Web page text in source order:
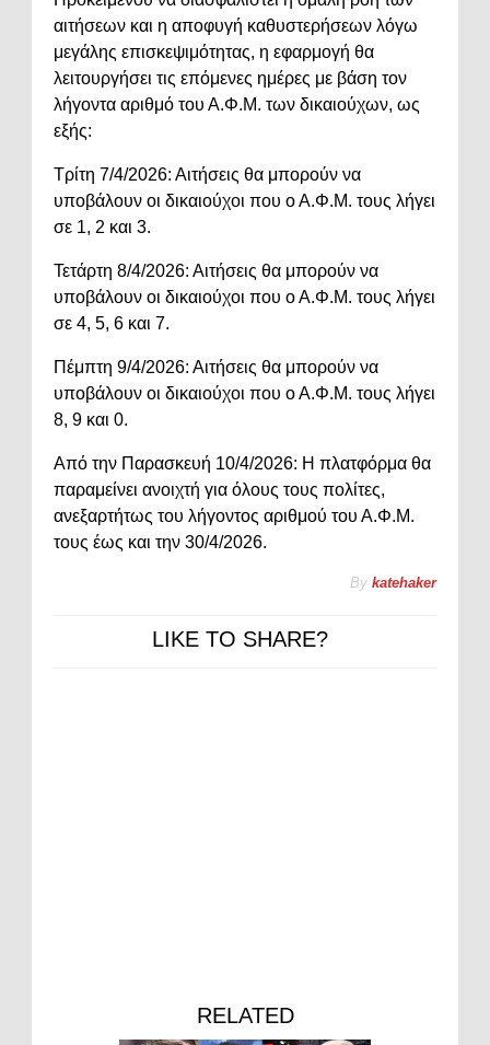
αιτήσεων και η αποφυγή καθυστερήσεων λόγω
μεγάλης επισκεψιμότητας, η εφαρμογή θα
λειτουργήσει τις επόμενες ημέρες με βάση τον
λήγοντα αριθμό του Α.Φ.Μ. των δικαιούχων, ως
εξής:
Τρίτη 7/4/2026: Αιτήσεις θα μπορούν να
υποβάλουν οι δικαιούχοι που ο Α.Φ.Μ. τους λήγει
σε 1, 2 και 3.
Τετάρτη 8/4/2026: Αιτήσεις θα μπορούν να
υποβάλουν οι δικαιούχοι που ο Α.Φ.Μ. τους λήγει
σε 4, 5, 6 και 7.
Πέμπτη 9/4/2026: Αιτήσεις θα μπορούν να
υποβάλουν οι δικαιούχοι που ο Α.Φ.Μ. τους λήγει
8, 9 και 0.
Από την Παρασκευή 10/4/2026: Η πλατφόρμα θα
παραμείνει ανοιχτή για όλους τους πολίτες,
ανεξαρτήτως του λήγοντος αριθμού του Α.Φ.Μ.
τους έως και την 30/4/2026.
By katehaker
LIKE TO SHARE?
RELATED